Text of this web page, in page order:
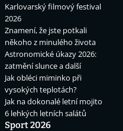
Karlovarský filmový festival
2026
Znamení, že jste potkali
někoho z minulého života
Astronomické úkazy 2026:
zatmění slunce a další
Jak obléci miminko při
vysokých teplotách?
Jak na dokonalé letní mojito
6 lehkých letních salátů
Sport 2026